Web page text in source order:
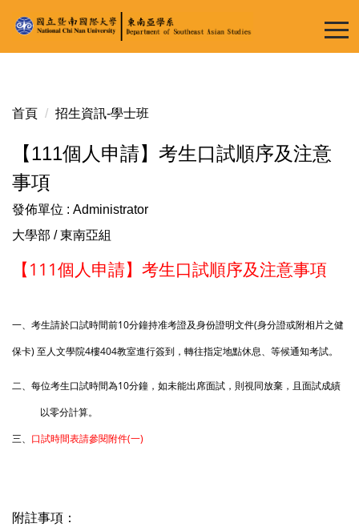
到
主
容
首頁 招生資訊-學士班
【111個人申請】考生口試順序及注意
事項
發佈單位 : Administrator
大學部 /東南亞組
【111個人申請】考生口試順序及注意事項
一、考生請於口試時間前10分鐘持准考證及身份證明文件(身分證或附相片之健
保卡) 至人文學院4樓404教室進行簽到，轉往指定地點休息、等候通知考試。
二、每位考生口試時間為10分鐘，如未能出席面試，則視同放棄，且面試成績
以零分計算。
三、 口試時間表請參閱附件(一)
附註事項：